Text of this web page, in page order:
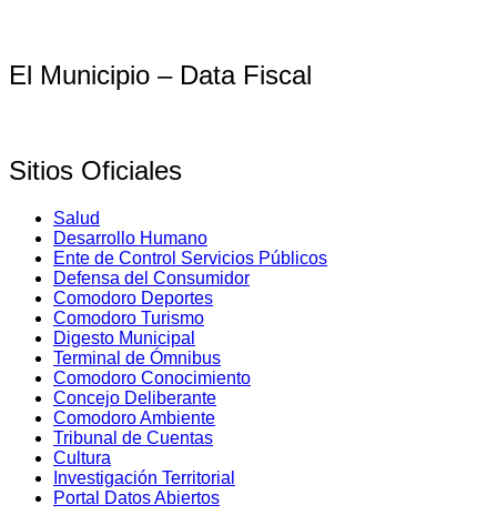
El Municipio – Data Fiscal
Sitios Oficiales
Salud
Desarrollo Humano
Ente de Control Servicios Públicos
Defensa del Consumidor
Comodoro Deportes
Comodoro Turismo
Digesto Municipal
Terminal de Ómnibus
Comodoro Conocimiento
Concejo Deliberante
Comodoro Ambiente
Tribunal de Cuentas
Cultura
Investigación Territorial
Portal Datos Abiertos